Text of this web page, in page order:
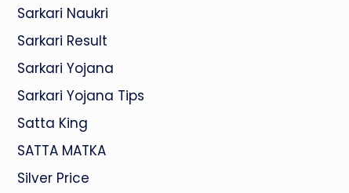
Sarkari Naukri
Sarkari Result
Sarkari Yojana
Sarkari Yojana Tips
Satta King
SATTA MATKA
Silver Price